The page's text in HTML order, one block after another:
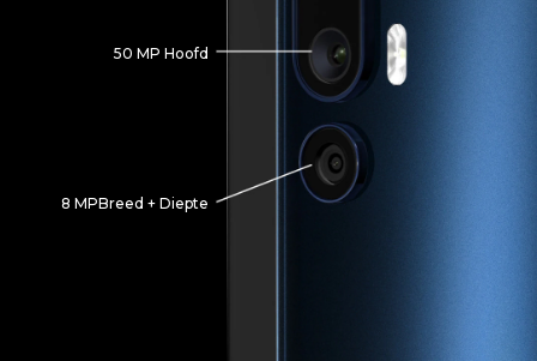
50 MP Hoofd
8 MPBreed + Diepte